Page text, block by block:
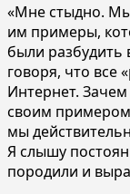
«Мне стыдно.
им примеры,
были разбудить
говоря, что все
Интернет.
своим
мы
Я слышу
породили и